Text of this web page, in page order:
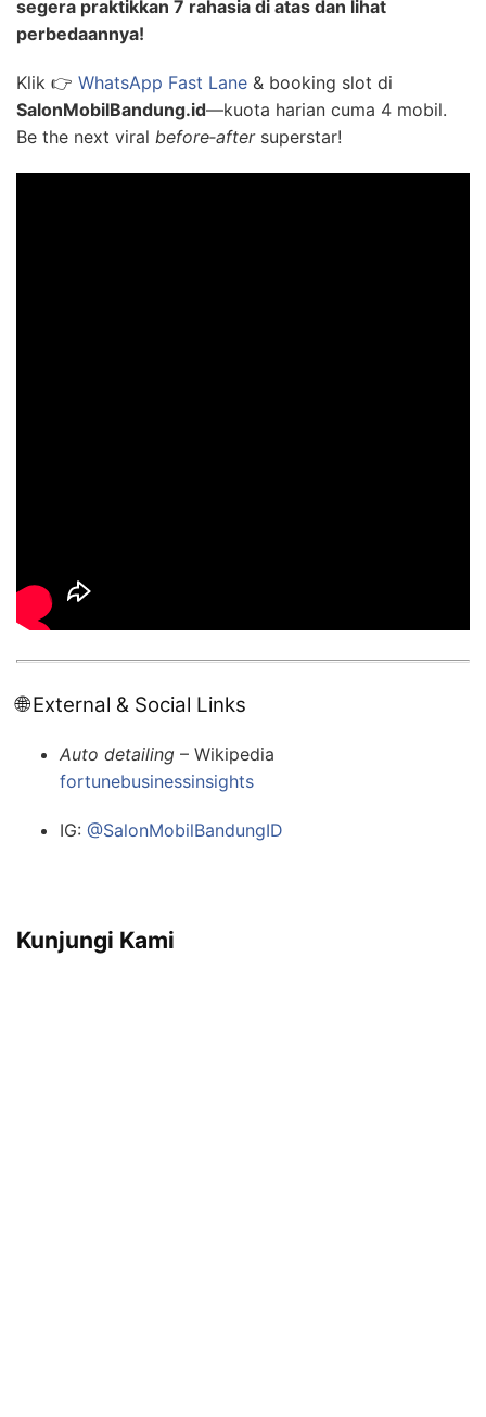
segera praktikkan 7 rahasia di atas dan lihat
perbedaannya!
Klik 👉 WhatsApp Fast Lane & booking slot di
SalonMobilBandung.id—kuota harian cuma 4 mobil.
Be the next viral before‑aftersuperstar!
🌐 External & Social Links
Auto detailing – Wikipedia
fortunebusinessinsights
IG: @SalonMobilBandungID
Kunjungi Kami